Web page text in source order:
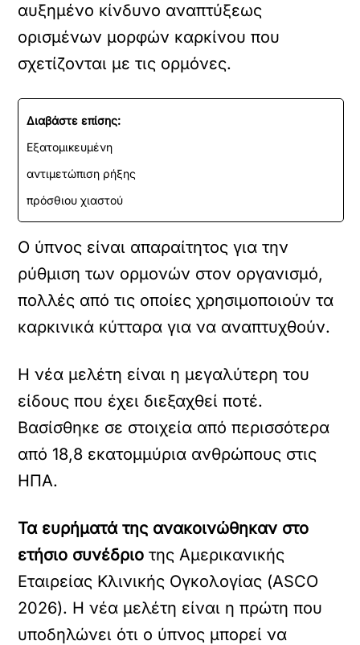
αυξημένο κίνδυνο αναπτύξεως
ορισμένων μορφών καρκίνου που
σχετίζονται με τις ορμόνες.
Διαβάστε επίσης:
Εξατομικευμένη
αντιμετώπιση ρήξης
πρόσθιου χιαστού
Ο ύπνος είναι απαραίτητος για την
ρύθμιση των ορμονών στον οργανισμό,
πολλές από τις οποίες χρησιμοποιούν τα
καρκινικά κύτταρα για να αναπτυχθούν.
Η νέα μελέτη είναι η μεγαλύτερη του
είδους που έχει διεξαχθεί ποτέ.
Βασίσθηκε σε στοιχεία από περισσότερα
από 18,8 εκατομμύρια ανθρώπους στις
ΗΠΑ.
Τα ευρήματά της ανακοινώθηκαν στο
ετήσιο συνέδριο της Αμερικανικής
Εταιρείας Κλινικής Ογκολογίας (ASCO
2026). Η νέα μελέτη είναι η πρώτη που
υποδηλώνει ότι ο ύπνος μπορεί να